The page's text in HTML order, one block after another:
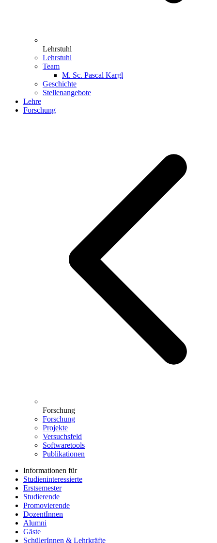
Lehrstuhl
Lehrstuhl
Team
M. Sc. Pascal Kargl
Geschichte
Stellenangebote
Lehre
Forschung
Forschung
Forschung
Projekte
Versuchsfeld
Softwaretools
Publikationen
Informationen für
Studieninteressierte
Erstsemester
Studierende
Promovierende
DozentInnen
Alumni
Gäste
SchülerInnen & Lehrkräfte